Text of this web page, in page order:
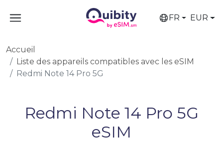
FR EUR
Accueil
Liste des appareils compatibles avec les eSIM
Redmi Note 14 Pro 5G
Redmi Note 14 Pro 5G
eSIM